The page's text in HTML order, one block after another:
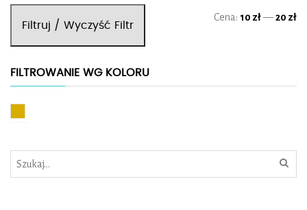
Filtruj / Wyczyść Filtr
Cena: 10 zł—20 zł
FILTROWANIE WG KOLORU